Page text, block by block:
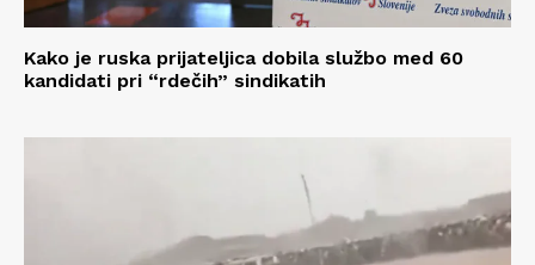
Kako je ruska prijateljica dobila službo med 60
kandidati pri “rdečih” sindikatih